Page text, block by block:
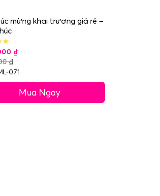
mừng khai trương giá rẻ –
₫
₫
071
Mua Ngay